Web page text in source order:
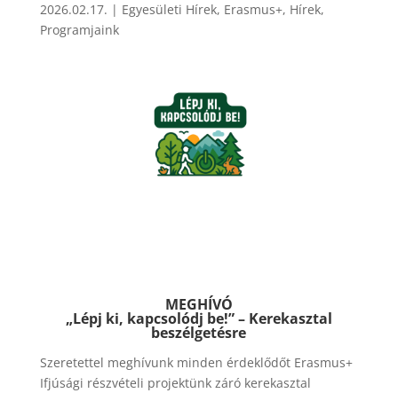
2026.02.17. | Egyesületi Hírek, Erasmus+, Hírek,
Programjaink
MEGHÍVÓ
„Lépj ki, kapcsolódj be!” – Kerekasztal
beszélgetésre
Szeretettel meghívunk minden érdeklődőt Erasmus+
Ifjúsági részvételi projektünk záró kerekasztal